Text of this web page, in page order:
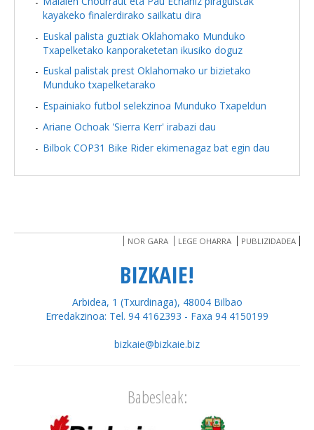
kayakeko finalerdirako sailkatu dira
Euskal palista guztiak Oklahomako Munduko
Txapelketako kanporaketetan ikusiko doguz
Euskal palistak prest Oklahomako ur bizietako
Munduko txapelketarako
Espainiako futbol selekzinoa Munduko Txapeldun
Ariane Ochoak 'Sierra Kerr' irabazi dau
Bilbok COP31 Bike Rider ekimenagaz bat egin dau
NOR GARA LEGE OHARRA PUBLIZIDADEA
BIZKAIE!
Arbidea, 1 (Txurdinaga), 48004 Bilbao
Erredakzinoa: Tel. 94 4162393 - Faxa 94 4150199
bizkaie@bizkaie.biz
Babesleak: